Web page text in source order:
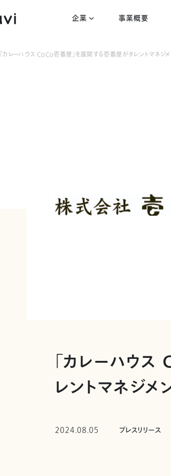
企業 事業概要
「カレーハウス CoCo壱番屋」を展開する壱番屋がタレントマネジメ
「カレーハウ
レントマネジメ
2024.08.05 プレスリリース